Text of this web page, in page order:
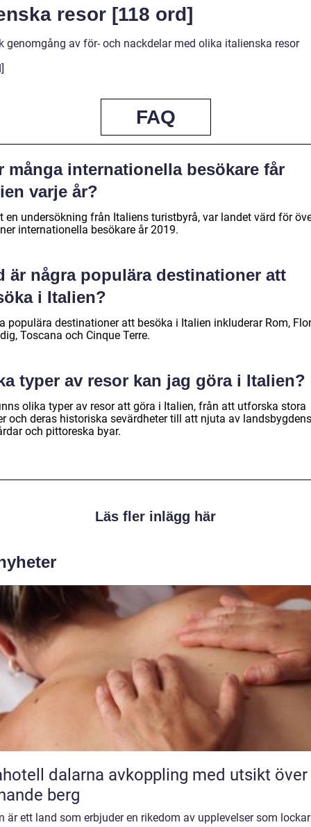
resor [118 ord]
genomgång av för- och nackdelar med olika italienska resor
FAQ
många internationella besökare får
varje år?
en undersökning från Italiens turistbyrå, var landet värd för
internationella besökare år 2019.
är några populära destinationer att
i Italien?
populära destinationer att besöka i Italien inkluderar Rom,
Toscana och Cinque Terre.
typer av resor kan jag göra i Italien?
olika typer av resor att göra i Italien, från att utforska stora
och deras historiska sevärdheter till att njuta av landsbygdens
och pittoreska byar.
Läs fler inlägg här
avkoppling med utsikt över
berg
är ett land som erbjuder en rikedom av upplevelser som lockar